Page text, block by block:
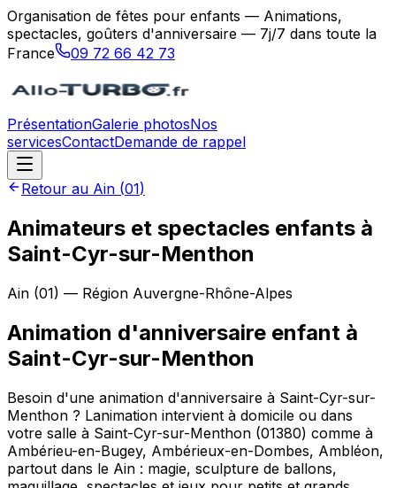
Organisation de fêtes pour enfants — Animations,
spectacles, goûters d'anniversaire — 7j/7 dans toute la
France
09 72 66 42 73
PrésentationGalerie photosNos
servicesContactDemande de rappel
Retour au Ain (01)
Animateurs et spectacles enfants à
Saint-Cyr-sur-Menthon
Ain (01) — Région Auvergne-Rhône-Alpes
Animation d'anniversaire enfant à
Saint-Cyr-sur-Menthon
Besoin d'une animation d'anniversaire à Saint-Cyr-sur-
Menthon ? Lanimation intervient à domicile ou dans
votre salle à Saint-Cyr-sur-Menthon (01380) comme à
Ambérieu-en-Bugey, Ambérieux-en-Dombes, Ambléon,
partout dans le Ain : magie, sculpture de ballons,